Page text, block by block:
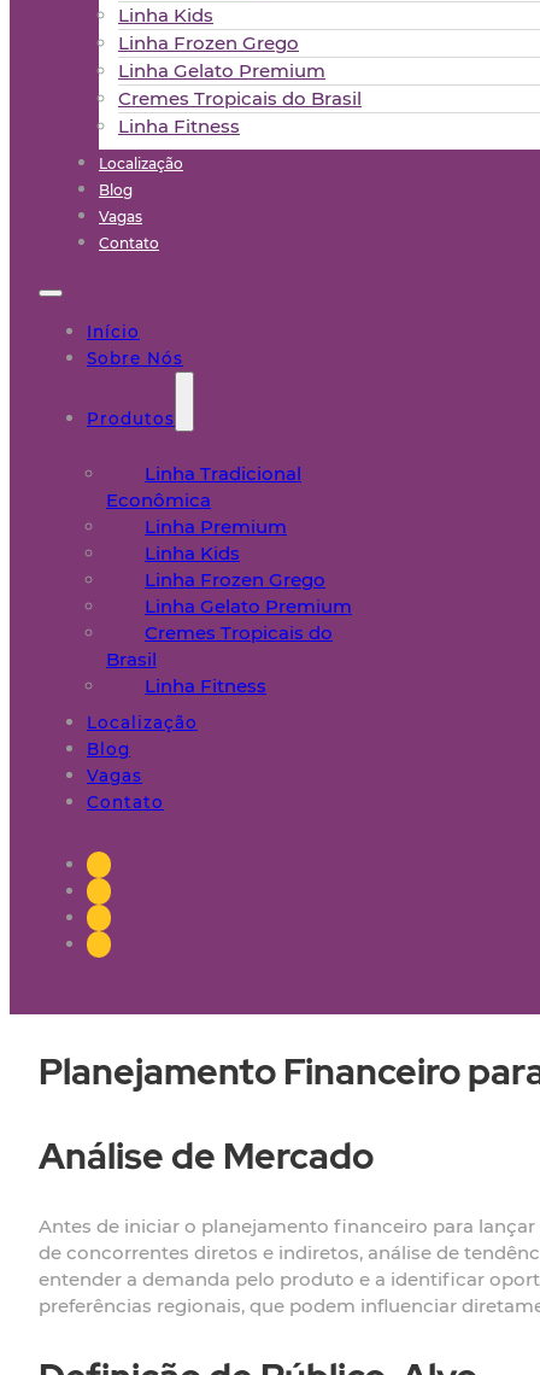
Linha Kids
Linha Frozen Grego
Linha Gelato Premium
Cremes Tropicais do Brasil
Linha Fitness
Localização
Blog
Vagas
Contato
Início
Sobre Nós
Produtos
Linha Tradicional
Econômica
Linha Premium
Linha Kids
Linha Frozen Grego
Linha Gelato Premium
Cremes Tropicais do
Brasil
Linha Fitness
Localização
Blog
Vagas
Contato
Planejamento Financeiro
Análise de Mercado
Antes de iniciar o planejamento financeiro para
de concorrentes diretos e indiretos, análise de
entender a demanda pelo produto e a identificar
preferências regionais, que podem influenciar